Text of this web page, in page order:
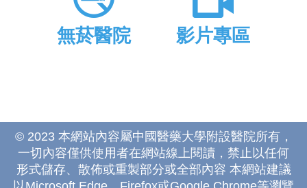
無菸醫院 影片專區
© 2023 本網站內容屬中國醫藥大學附設醫院所有，
一切內容僅供使用者在網站線上閱讀，禁止以任何
形式儲存、散佈或重製部分或全部內容 本網站建議